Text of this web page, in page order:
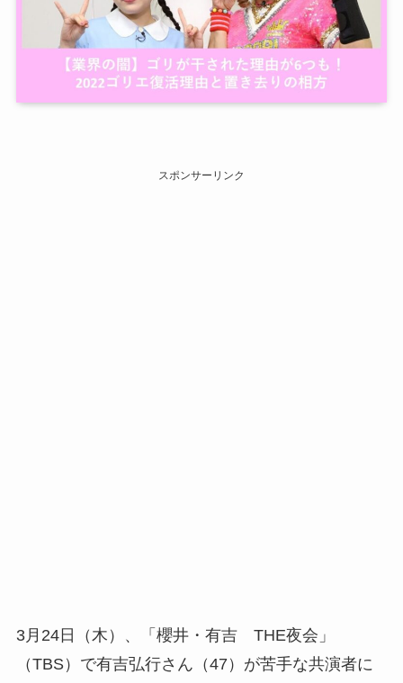
スポンサーリンク
3月24日（木）、「櫻井・有吉 THE夜会」
（TBS）で有吉弘行さん（47）が苦手な共演者に